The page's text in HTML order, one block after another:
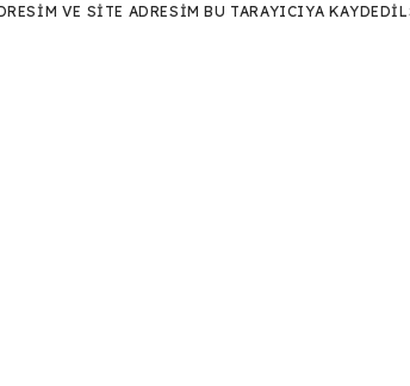
VE SITE ADRESIM BU TARAYICIYA